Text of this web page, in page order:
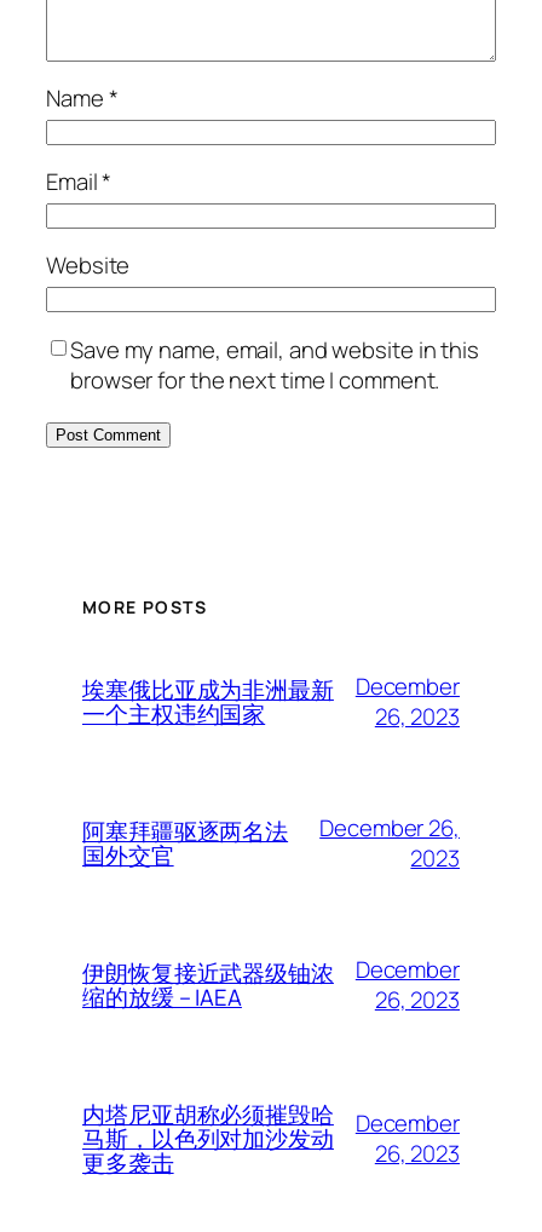
Name*
Email*
Website
Save my name, email, and website in this
browser for the next time I comment.
MORE POSTS
埃塞俄比亚成为非洲最新
一个主权违约国家
December
26, 2023
阿塞拜疆驱逐两名法
国外交官
December 26,
2023
伊朗恢复接近武器级铀浓
缩的放缓 – IAEA
December
26, 2023
内塔尼亚胡称必须摧毁哈
马斯，以色列对加沙发动
更多袭击
December
26, 2023